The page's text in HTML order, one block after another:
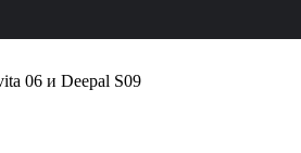
06 и Deepal S09